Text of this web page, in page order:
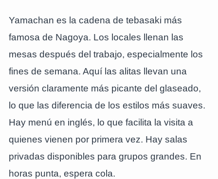
Yamachan es la cadena de tebasaki más
famosa de Nagoya. Los locales llenan las
mesas después del trabajo, especialmente los
fines de semana. Aquí las alitas llevan una
versión claramente más picante del glaseado,
lo que las diferencia de los estilos más suaves.
Hay menú en inglés, lo que facilita la visita a
quienes vienen por primera vez. Hay salas
privadas disponibles para grupos grandes. En
horas punta, espera cola.